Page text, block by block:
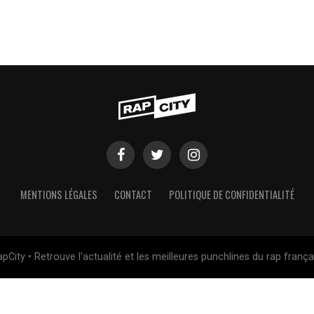
MENTIONS LÉGALES CONTACT POLITIQUE DE CONFIDENTIALITÉ
• Retrouve l'actualité et les meilleures punchlines du rap